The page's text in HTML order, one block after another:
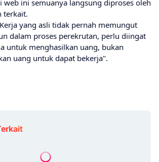
web ini semuanya langsung diproses oleh
terkait.
yang asli tidak pernah memungut
dalam proses perekrutan, perlu diingat
untuk menghasilkan uang, bukan
uang untuk dapat bekerja".